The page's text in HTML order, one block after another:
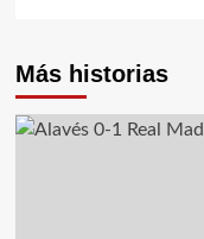
Más historias